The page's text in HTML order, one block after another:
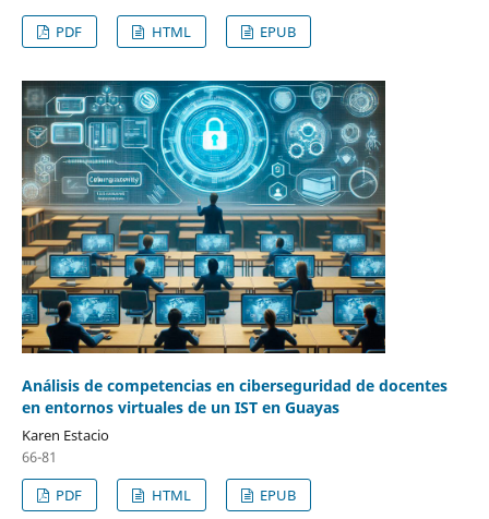
PDF
HTML EPUB
Análisis de competencias en ciberseguridad de docentes
en entornos virtuales de un IST en Guayas
Karen Estacio
66-81
PDF
HTML EPUB